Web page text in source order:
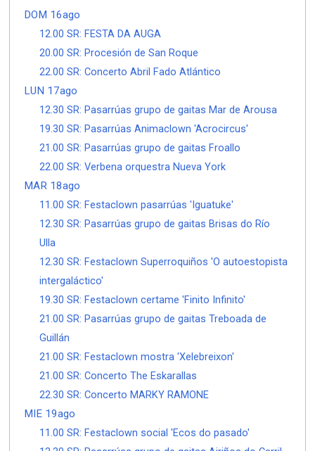
DOM 16ago
12.00 SR: FESTA DA AUGA
20.00 SR: Procesión de San Roque
22.00 SR: Concerto Abril Fado Atlántico
LUN 17ago
12.30 SR: Pasarrúas grupo de gaitas Mar de Arousa
19.30 SR: Pasarrúas Animaclown 'Acrocircus'
21.00 SR: Pasarrúas grupo de gaitas Froallo
22.00 SR: Verbena orquestra Nueva York
MAR 18ago
11.00 SR: Festaclown pasarrúas 'Iguatuke'
12.30 SR: Pasarrúas grupo de gaitas Brisas do Río
Ulla
12.30 SR: Festaclown Superroquiños 'O autoestopista
intergaláctico'
19.30 SR: Festaclown certame 'Finito Infinito'
21.00 SR: Pasarrúas grupo de gaitas Treboada de
Guillán
21.00 SR: Festaclown mostra 'Xelebreixon'
21.00 SR: Concerto The Eskarallas
22.30 SR: Concerto MARKY RAMONE
MIE 19ago
11.00 SR: Festaclown social 'Ecos do pasado'